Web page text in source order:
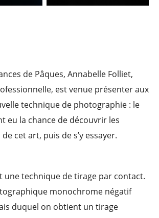
de Pâques, Annabelle Folliet,
est venue présenter aux
technique de photographie : le
eu la chance de découvrir les
cet art, puis de s’y essayer.
une technique de tirage par contact.
monochrome négatif
duquel on obtient un tirage